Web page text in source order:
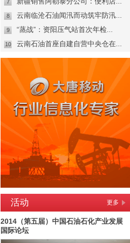
7
8 云南临沧石油闻汛而动筑牢防汛...
9 “蒸战”：资阳压气站首次年检...
10 云南石油首座自建自营中央仓在...
活动 更多
2014（第五届）中国石油石化产业发展
国际论坛